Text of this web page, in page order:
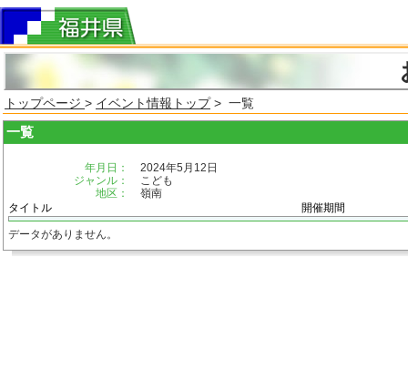
トップページ > イベント情報トップ> 一覧
一覧
年月日：
2024年5月12日
ジャンル：
こども
地区：
嶺南
タイトル
開催期間
データがありません。